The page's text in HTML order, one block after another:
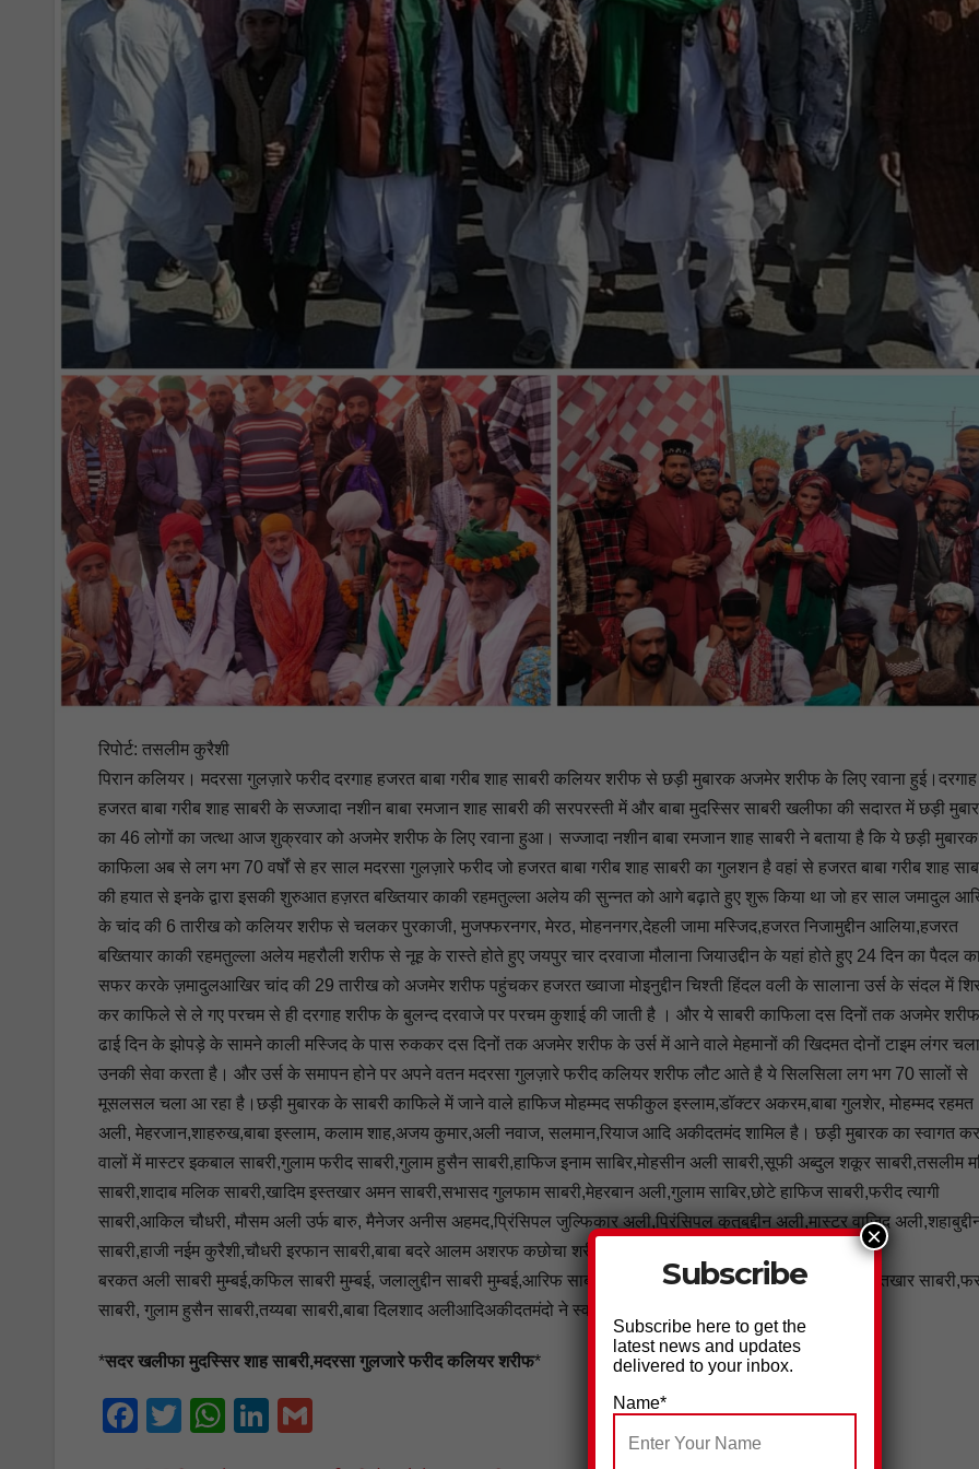
रिपोर्ट: तसलीम कुरैशी
पिरान कलियर। मदरसा गुलज़ारे फरीद दरगाह हजरत बाबा गरीब शाह साबरी कलियर शरीफ से छड़ी मुबारक अजमेर शरीफ के लिए रवाना हुई।दरगाह
हजरत बाबा गरीब शाह साबरी के सज्जादा नशीन बाबा रमजान शाह साबरी की सरपरस्ती में और बाबा मुदस्सिर साबरी खलीफा की सदारत में छड़ी
का 46 लोगों का जत्था आज शुक्रवार को अजमेर शरीफ के लिए रवाना हुआ। सज्जादा नशीन बाबा रमजान शाह साबरी ने बताया है कि ये छड़ी
काफिला अब से लग भग 70 वर्षों से हर साल मदरसा गुलज़ारे फरीद जो हजरत बाबा गरीब शाह साबरी का गुलशन है वहां से हजरत बाबा गरीब शाह
की हयात से इनके द्वारा इसकी शुरुआत हज़रत बख्तियार काकी रहमतुल्ला अलेय की सुन्नत को आगे बढ़ाते हुए शुरू किया था जो हर साल जमादुल
के चांद की 6 तारीख को कलियर शरीफ से चलकर पुरकाजी, मुजफ्फरनगर, मेरठ, मोहननगर,देहली जामा मस्जिद,हजरत निजामुद्दीन आलिया,हजरत
बख्तियार काकी रहमतुल्ला अलेय महरौली शरीफ से नूह के रास्ते होते हुए जयपुर चार दरवाजा मौलाना जियाउद्दीन के यहां होते हुए 24 दिन का पैदल
सफर करके ज़मादुलआखिर चांद की 29 तारीख को अजमेर शरीफ पहुंचकर हजरत ख्वाजा मोइनुद्दीन चिश्ती हिंदल वली के सालाना उर्स के संदल में
कर काफिले से ले गए परचम से ही दरगाह शरीफ के बुलन्द दरवाजे पर परचम कुशाई की जाती है । और ये साबरी काफिला दस दिनों तक अजमेर
ढाई दिन के झोपड़े के सामने काली मस्जिद के पास रुककर दस दिनों तक अजमेर शरीफ के उर्स में आने वाले मेहमानों की खिदमत दोनों टाइम लंगर
उनकी सेवा करता है। और उर्स के समापन होने पर अपने वतन मदरसा गुलज़ारे फरीद कलियर शरीफ लौट आते है ये सिलसिला लग भग 70 सालों से
मूसलसल चला आ रहा है।छड़ी मुबारक के साबरी काफिले में जाने वाले हाफिज मोहम्मद सफीकुल इस्लाम,डॉक्टर अकरम,बाबा गुलशेर, मोहम्मद रहमत
अली, मेहरजान,शाहरुख,बाबा इस्लाम, कलाम शाह,अजय कुमार,अली नवाज, सलमान,रियाज आदि अकीदतमंद शामिल है। छड़ी मुबारक का स्वागत
वालों में मास्टर इकबाल साबरी,गुलाम फरीद साबरी,गुलाम हुसैन साबरी,हाफिज इनाम साबिर,मोहसीन अली साबरी,सूफी अब्दुल शकूर साबरी,तसलीम
साबरी,शादाब मलिक साबरी,खादिम इस्तखार अमन साबरी,सभासद गुलफाम साबरी,मेहरबान अली,गुलाम साबिर,छोटे हाफिज साबरी,फरीद त्यागी
साबरी,आकिल चौधरी, मौसम अली उर्फ बारु, मैनेजर अनीस अहमद,प्रिंसिपल जुल्फिकार अली,प्रिंसिपल कुतुबुद्दीन अली,मास्टर वाजिद
साबरी,हाजी नईम कुरैशी,चौधरी इरफान साबरी,बाबा बदरे आलम अशरफ कछोचा शरीफ,राव इरफान साबरी, लांगरी सलमान साबरी,
बरकत अली साबरी मुम्बई,कफिल साबरी मुम्बई, जलालुद्दीन साबरी मुम्बई,आरिफ साबरी,मास्टर सूफी इस्तखार,अताउर्रहमान साबरी,इस्तखार
साबरी, गुलाम हुसैन साबरी,तय्यबा साबरी,बाबा दिलशाद अलीआदिअकीदतमंदो ने स्वागत किया।
*सदर खलीफा मुदस्सिर शाह साबरी,मदरसा गुलजारे फरीद कलियर शरीफ*
F
T
W
Li
Subscribe
Subscribe here to get the
latest news and updates
delivered to your inbox.
Name*
×